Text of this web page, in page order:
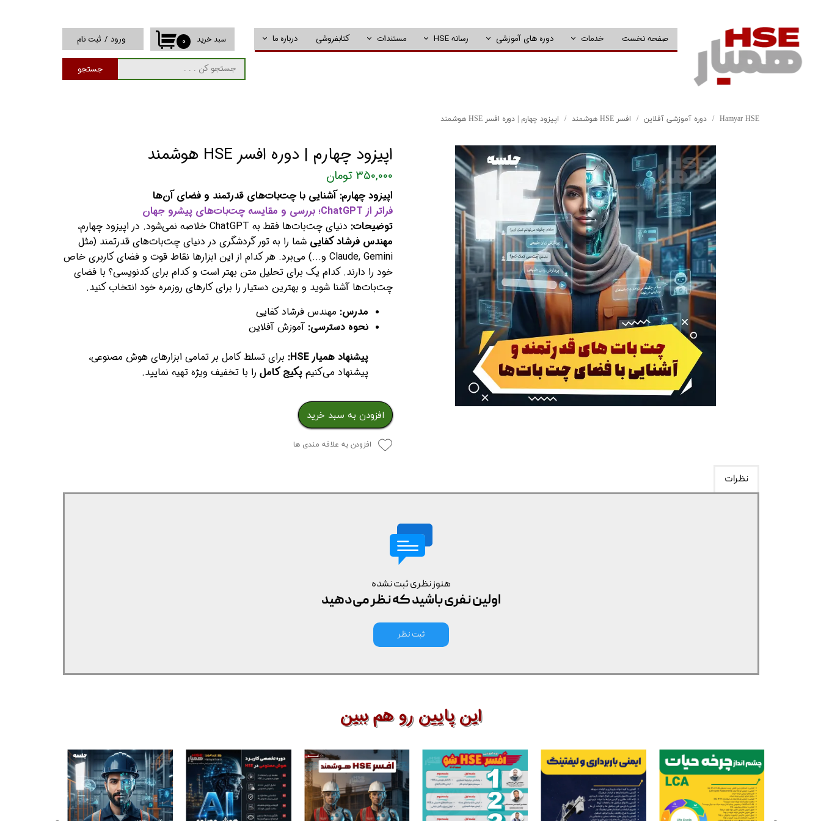
صفحه نخست خدمات دوره های آموزشی رسانه HSE مستندات کتابفروشی درباره ما
جستجو
۰ سبد خرید ورود / ثبت نام
حساب کاربری من
تغییر گذر واژه
Hamyar HSE دوره آموزشی آفلاین افسر HSE هوشمند اپیزود چهارم | دوره افسر HSE هوشمند
اپیزود چهارم | دوره افسر HSE هوشمند
۳۵۰,۰۰۰ تومان
اپیزود چهارم: آشنایی با چت‌بات‌های قدرتمند و فضای آن‌ها
فراتر از ChatGPT؛ بررسی و مقایسه چت‌بات‌های پیشرو جهان
توضیحات: دنیای چت‌بات‌ها فقط به ChatGPT خلاصه نمی‌شود. در اپیزود چهارم،
مهندس فرشاد کفایی شما را به تور گردشگری در دنیای چت‌بات‌های قدرتمند (مثل
Claude, Gemini و...) می‌برد. هر کدام از این ابزارها نقاط قوت و فضای کاربری خاص
خود را دارند. کدام یک برای تحلیل متن بهتر است و کدام برای کدنویسی؟ با فضای
چت‌بات‌ها آشنا شوید و بهترین دستیار را برای کارهای روزمره خود انتخاب کنید.
مدرس: مهندس فرشاد کفایی
نحوه دسترسی: آموزش آفلاین
پیشنهاد همیار HSE:
برای تسلط کامل بر تمامی ابزارهای هوش مصنوعی،
پیشنهاد می‌کنیم پکیج کاملرا با تخفیف ویژه تهیه نمایید.
افزودن به سبد خرید
افزودن به علاقه مندی ها
نظرات
هنوز نظری ثبت نشده
اولین نفری باشید که نظر می‌دهید
ثبت نظر
این پایین رو هم ببین